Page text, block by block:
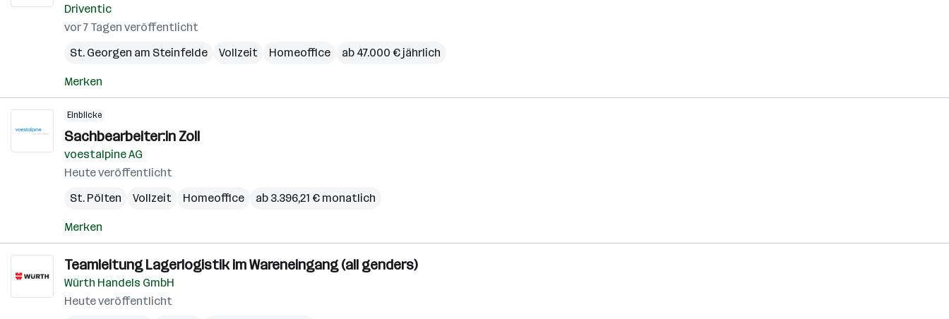
Driventic
vor 7 Tagen veröffentlicht
St. Georgen am Steinfelde
Vollzeit Homeoffice ab 47.000 € jährlich
Merken
Einblicke
Sachbearbeiter:in Zoll
voestalpine AG
Heute veröffentlicht
St. Pölten
Vollzeit Homeoffice ab 3.396,21 € monatlich
Merken
Teamleitung Lagerlogistik im Wareneingang (all genders)
Würth Handels GmbH
Heute veröffentlicht